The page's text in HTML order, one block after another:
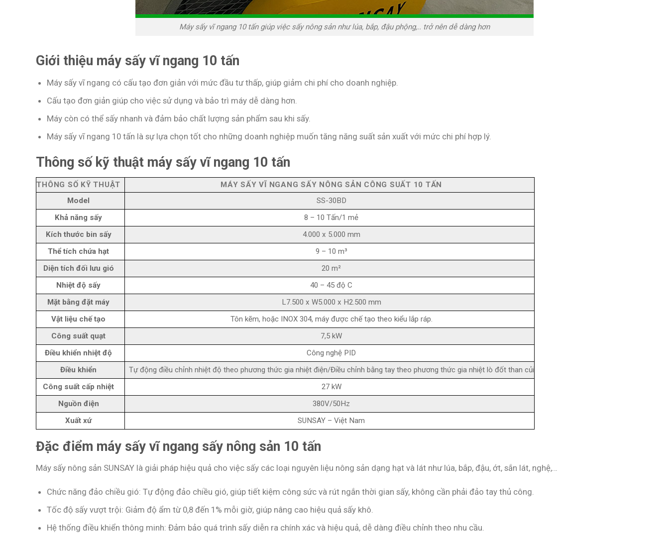
Máy sấy vĩ ngang 10 tấn giúp việc sấy nông sản như lúa, bắp, đậu phộng,.. trở nên dễ dàng hơn
Giới thiệu máy sấy vĩ ngang 10 tấn
Máy sấy vĩ ngang có cấu tạo đơn giản với mức đầu tư thấp, giúp giảm chi phí cho doanh nghiệp.
Cấu tạo đơn giản giúp cho việc sử dụng và bảo trì máy dễ dàng hơn.
Máy còn có thể sấy nhanh và đảm bảo chất lượng sản phẩm sau khi sấy.
Máy sấy vĩ ngang 10 tấn là sự lựa chọn tốt cho những doanh nghiệp muốn tăng năng suất sản xuất với mức chi phí hợp lý.
Thông số kỹ thuật máy sấy vĩ ngang 10 tấn
THÔNG SỐ KỸ THUẬT
MÁY SẤY VĨ NGANG SẤY NÔNG SẢN CÔNG SUẤT 10 TẤN
Model
SS-30BD
Khả năng sấy
8 – 10 Tấn/1 mẻ
Kích thước bin sấy
4.000 x 5.000 mm
Thể tích chứa hạt
9 – 10 m³
Diện tích đối lưu gió
20 m²
Nhiệt độ sấy
40 – 45 độ C
Mặt bằng đặt máy
L7.500 x W5.000 x H2.500 mm
Vật liệu chế tạo
Tôn kẽm, hoặc INOX 304, máy được chế tạo theo kiểu lắp ráp.
Công suất quạt
7,5 kW
Điều khiển nhiệt độ
Công nghệ PID
Điều khiển
Tự động điều chỉnh nhiệt độ theo phương thức gia nhiệt điện/Điều chỉnh bằng tay theo phương thức gia nhiệt lò đốt than củi
Công suất cấp nhiệt
27 kW
Nguồn điện
380V/50Hz
Xuất xứ
SUNSAY – Việt Nam
Đặc điểm máy sấy vĩ ngang sấy nông sản 10 tấn
Máy sấy nông sản SUNSAY là giải pháp hiệu quả cho việc sấy các loại nguyên liệu nông sản dạng hạt và lát như lúa, bắp, đậu, ớt, sắn lát, nghệ,…
Chức năng đảo chiều gió: Tự động đảo chiều gió, giúp tiết kiệm công sức và rút ngắn thời gian sấy, không cần phải đảo tay thủ công.
Tốc độ sấy vượt trội: Giảm độ ẩm từ 0,8 đến 1% mỗi giờ, giúp nâng cao hiệu quả sấy khô.
Hệ thống điều khiển thông minh: Đảm bảo quá trình sấy diễn ra chính xác và hiệu quả, dễ dàng điều chỉnh theo nhu cầu.